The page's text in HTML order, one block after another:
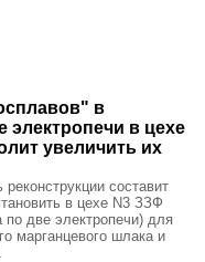
в
электропечи в цехе
увеличить их
составит
в цехе N3 ЗЗФ
по две электропечи) для
марганцевого шлака и